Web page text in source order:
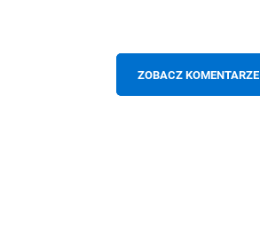
ZOBACZ KOMENTARZE